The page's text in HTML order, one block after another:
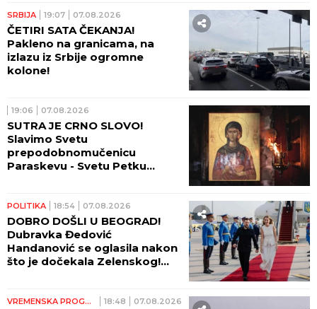
SRBIJA 19:07 07.08.2026
ČETIRI SATA ČEKANJA!
Pakleno na granicama, na
izlazu iz Srbije ogromne
kolone!
19:06 07.08.2026
SUTRA JE CRNO SLOVO!
Slavimo Svetu
prepodobnomučenicu
Paraskevu - Svetu Petku
POLITIKA 18:54 07.08.2026
DOBRO DOŠLI U BEOGRAD!
Dubravka Đedović
Handanović se oglasila nakon
što je dočekala Zelenskog!
VREMENSKA PROGNOZA 18:48 07.08.2026